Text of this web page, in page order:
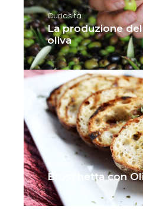
Curiosità
La produzione
oliva
Ricette
Bruschetta con